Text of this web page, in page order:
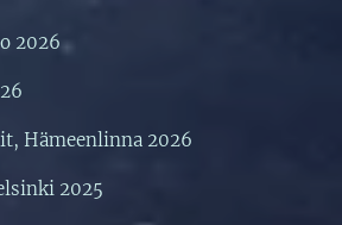
2026
Hämeenlinna 2026
2025